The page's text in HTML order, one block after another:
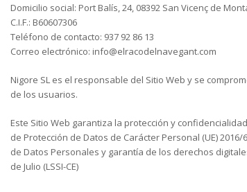
Domicilio social: Port Balís, 24, 08392 San Vicenç de
C.I.F.: B60607306
Teléfono de contacto: 937 92 86 13
Correo electrónico: info@elracodelnavegant.com
Nigore SL es el responsable del Sitio Web y se
de los usuarios.
Este Sitio Web garantiza la protección y
de Protección de Datos de Carácter Personal (UE)
de Datos Personales y garantía de los derechos
de Julio (LSSI-CE)